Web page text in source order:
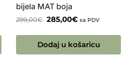
bijela MAT boja
299,00€ 285,00€ sa PDV
Dodaj u košaricu